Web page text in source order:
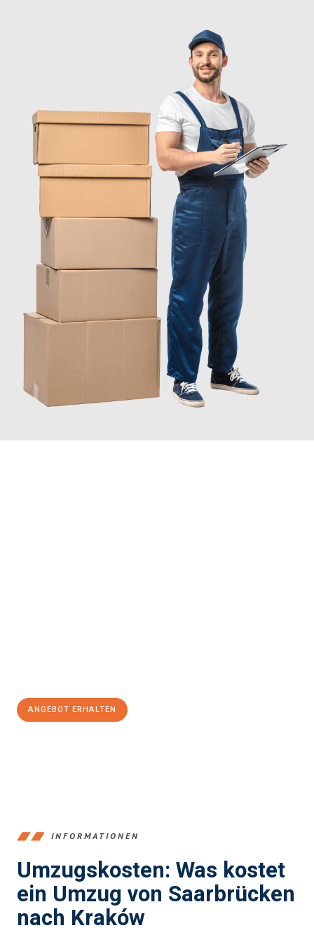
ANGEBOT ERHALTEN
INFORMATIONEN
Umzugskosten: Was kostet
ein Umzug von Saarbrücken
nach Kraków